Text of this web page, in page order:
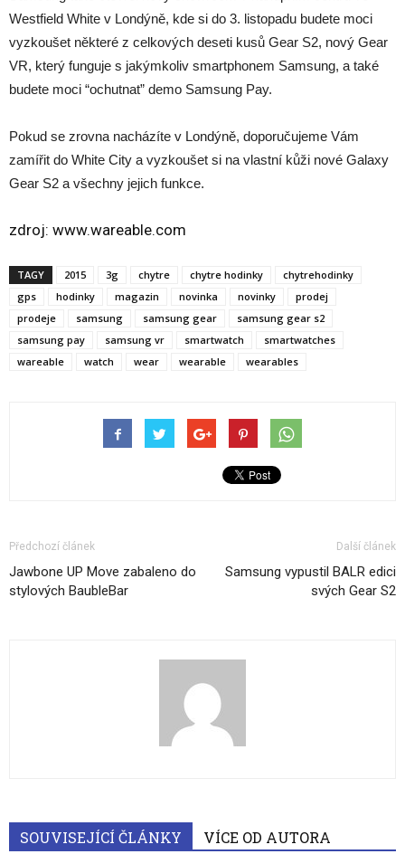
Westfield White v Londýně, kde si do 3. listopadu budete moci
vyzkoušet některé z celkových deseti kusů Gear S2, nový Gear
VR, který funguje s jakýmkoliv smartphonem Samsung, a také
budete moci “ochutnat” demo Samsung Pay.
Pokud se zrovna nacházíte v Londýně, doporučujeme Vám
zamířit do White City a vyzkoušet si na vlastní kůži nové Galaxy
Gear S2 a všechny jejich funkce.
zdroj: www.wareable.com
TAGY 2015 3g chytre chytre hodinky
chytrehodinky
gps
hodinky magazin novinka novinky
prodej
prodeje
samsung samsung gear
samsung gear s2
samsung pay
samsung vr smartwatch
smartwatches
wareable
watch wear wearable wearables
Předchozí článek
Jawbone UP Move zabaleno do
stylových BaubleBar
Další článek
Samsung vypustil BALR edici
svých Gear S2
SOUVISEJÍCÍ ČLÁNKY VÍCE OD AUTORA